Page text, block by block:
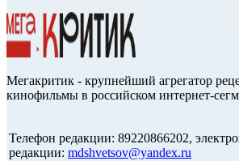
Мегакритик - крупнейший агрегатор
кинофильмы в российском интернет-
Телефон редакции: 89220866202,
редакции: mdshvetsov@yandex.ru